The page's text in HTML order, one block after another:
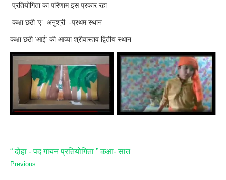
प्रतियोगिता का परिणाम इस प्रकार रहा –
कक्षा छठी ‘ए’ अनुश्री -प्रथम स्थान
कक्षा छठी ‘आई’ की आव्या श्रीवास्तव द्वितीय स्थान
“ दोहा - पद गायन प्रतियोगिता ” कक्षा- सात
Previous